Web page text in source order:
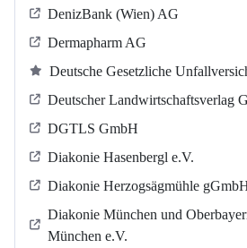
DenizBank (Wien) AG
Dermapharm AG
Deutsche Gesetzliche
Deutscher Landwirtschaftsverlag
DGTLS GmbH
Diakonie Hasenbergl e.V.
Diakonie Herzogsägmühle
Diakonie München und
München e.V.